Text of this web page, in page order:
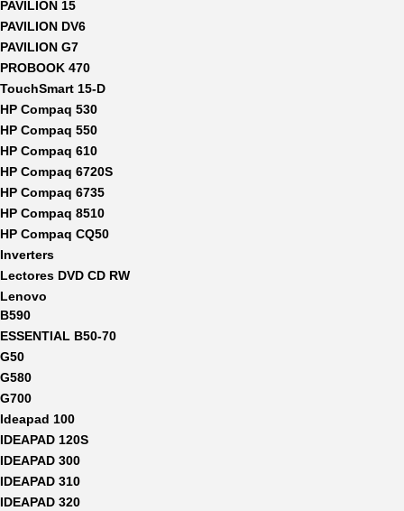
PAVILION 15
PAVILION DV6
PAVILION G7
PROBOOK 470
TouchSmart 15-D
HP Compaq 530
HP Compaq 550
HP Compaq 610
HP Compaq 6720S
HP Compaq 6735
HP Compaq 8510
HP Compaq CQ50
Inverters
Lectores DVD CD RW
Lenovo
B590
ESSENTIAL B50-70
G50
G580
G700
Ideapad 100
IDEAPAD 120S
IDEAPAD 300
IDEAPAD 310
IDEAPAD 320